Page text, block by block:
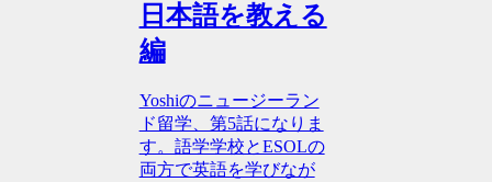
日本語を教える
編
Yoshiのニュージーラン
ド留学、第5話になりま
す。語学学校とESOLの
両方で英語を学びなが